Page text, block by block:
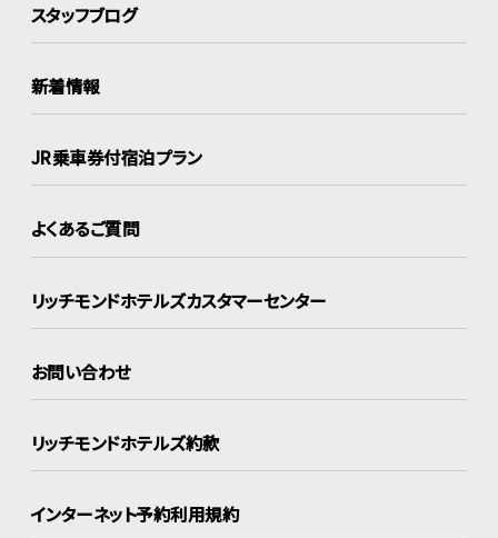
スタッフブログ
新着情報
JR乗車券付宿泊プラン
よくあるご質問
リッチモンドホテルズカスタマーセンター
お問い合わせ
リッチモンドホテルズ約款
インターネット予約利用規約